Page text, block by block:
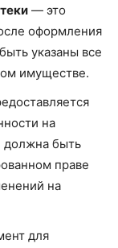
— это
оформления
указаны все
имуществе.
на
должна быть
праве
на
для